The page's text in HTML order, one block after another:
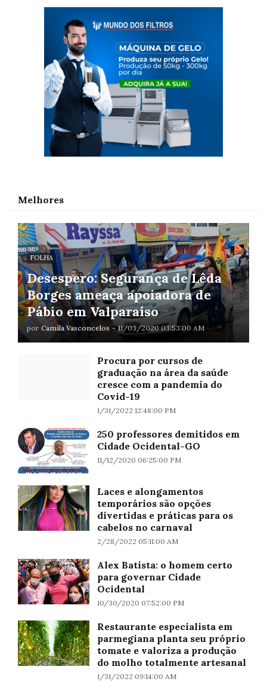
Melhores
FOLHA
Desespero: Segurança de Lêda
Borges ameaça apoiadora de
Pábio em Valparaíso
por Camila Vasconcelos - 11/03/2020 03:53:00 AM
Procura por cursos de
graduação na área da saúde
cresce com a pandemia do
Covid-19
1/31/2022 12:48:00 PM
250 professores demitidos em
Cidade Ocidental-GO
11/12/2020 06:25:00 PM
Laces e alongamentos
temporários são opções
divertidas e práticas para os
cabelos no carnaval
2/28/2022 05:11:00 AM
Alex Batista: o homem certo
para governar Cidade
Ocidental
10/30/2020 07:52:00 PM
Restaurante especialista em
parmegiana planta seu próprio
tomate e valoriza a produção
do molho totalmente artesanal
1/31/2022 09:14:00 AM